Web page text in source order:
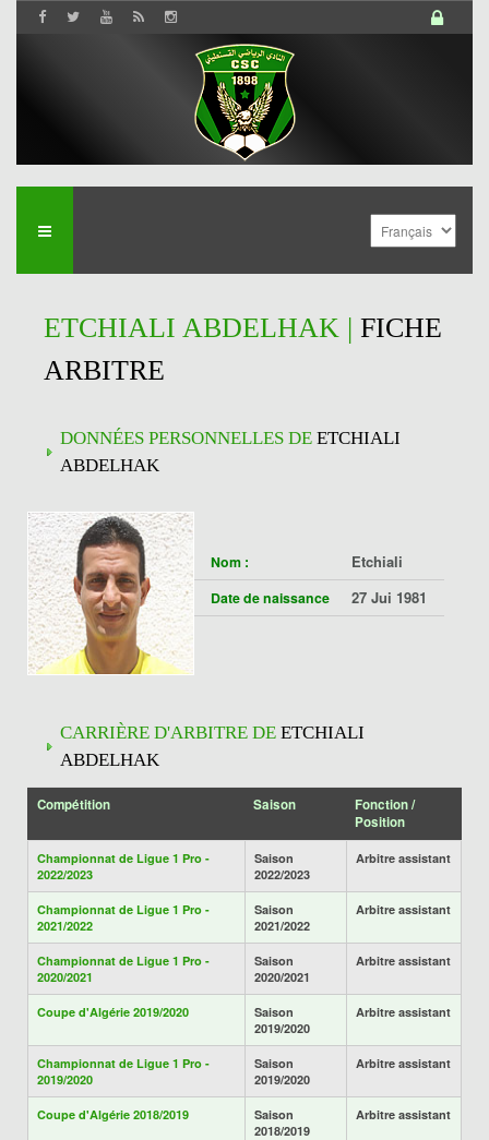
ETCHIALI ABDELHAK | FICHE
ARBITRE
DONNÉES PERSONNELLES DE ETCHIALI
ABDELHAK
Nom : Etchiali
Date de naissance 27 Jui 1981
CARRIÈRE D'ARBITRE DE ETCHIALI
ABDELHAK
Compétition Saison
Fonction /
Position
Championnat de Ligue 1 Pro -
2022/2023
Saison
2022/2023
Arbitre assistant
Championnat de Ligue 1 Pro -
2021/2022
Saison
2021/2022
Arbitre assistant
Championnat de Ligue 1 Pro -
2020/2021
Saison
2020/2021
Arbitre assistant
Coupe d'Algérie 2019/2020
Saison
2019/2020
Arbitre assistant
Championnat de Ligue 1 Pro -
2019/2020
Saison
2019/2020
Arbitre assistant
Coupe d'Algérie 2018/2019
Saison
2018/2019
Arbitre assistant